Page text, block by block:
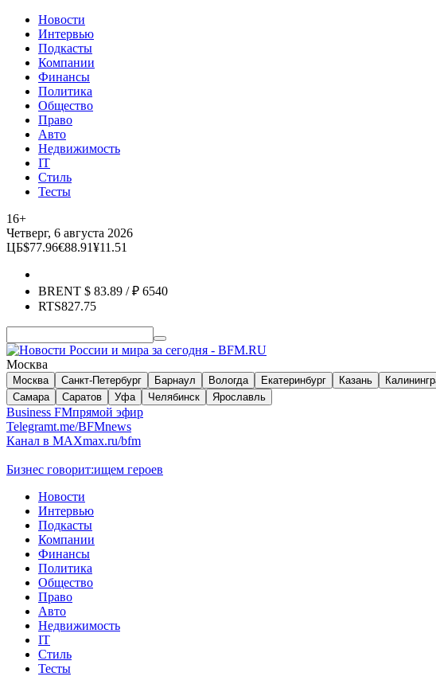
Новости
Интервью
Подкасты
Компании
Финансы
Политика
Общество
Право
Авто
Недвижимость
IT
Стиль
Тесты
16+
Четверг, 6 августа 2026
ЦБ$77.96€88.91¥11.51
BRENT $ 83.89 / ₽ 6540
RTS827.75
Москва
Москва Санкт-Петербург Барнаул Вологда Екатеринбург Казань
Самара
Саратов Уфа Челябинск Ярославль
Business FMпрямой эфир
Telegramt.me/BFMnews
Канал в MAXmax.ru/bfm
Бизнес говорит:ищем героев
Новости
Интервью
Подкасты
Компании
Финансы
Политика
Общество
Право
Авто
Недвижимость
IT
Стиль
Тесты